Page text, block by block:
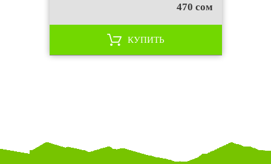
470 сом
КУПИТЬ